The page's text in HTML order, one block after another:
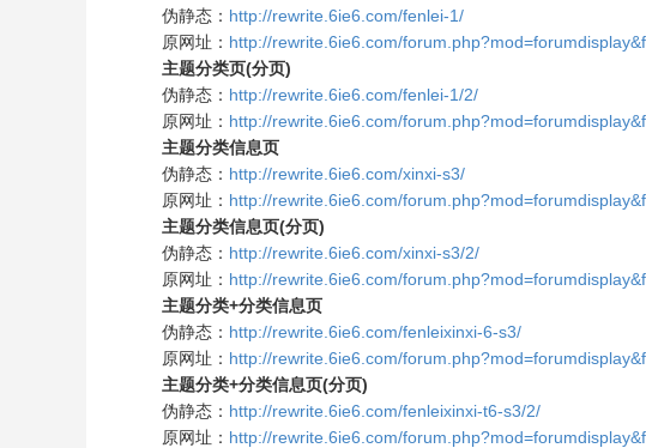
伪静态： http://rewrite.6ie6.com/fenlei-1/
原网址： http://rewrite.6ie6.com/
主题分类页(分页)
伪静态： http://rewrite.6ie6.com/fenlei-1/2/
原网址： http://rewrite.6ie6.com/
主题分类信息页
伪静态： http://rewrite.6ie6.com/xinxi-s3/
原网址： http://rewrite.6ie6.com/
主题分类信息页(分页)
伪静态： http://rewrite.6ie6.com/xinxi-s3/2/
原网址： http://rewrite.6ie6.com/
主题分类+分类信息页
伪静态： http://rewrite.6ie6.com/fenleixinxi-6-s3/
原网址： http://rewrite.6ie6.com/
主题分类+分类信息页(分页)
伪静态： http://rewrite.6ie6.com/fenleixinxi-t6-s3/2/
原网址： http://rewrite.6ie6.com/